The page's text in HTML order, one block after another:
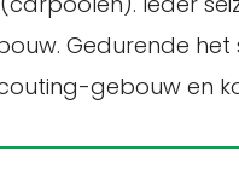
Gedurende het
gebouw en